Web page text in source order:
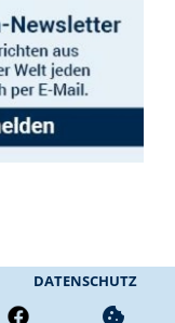
DATENSCHUTZ
cookie